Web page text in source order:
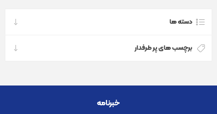
دسته ها
برچسب های پر طرفدار
خبرنامه